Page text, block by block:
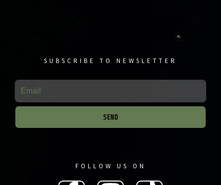
SUBSCRIBE TO NEWSLETTER
SEND
FOLLOW US ON